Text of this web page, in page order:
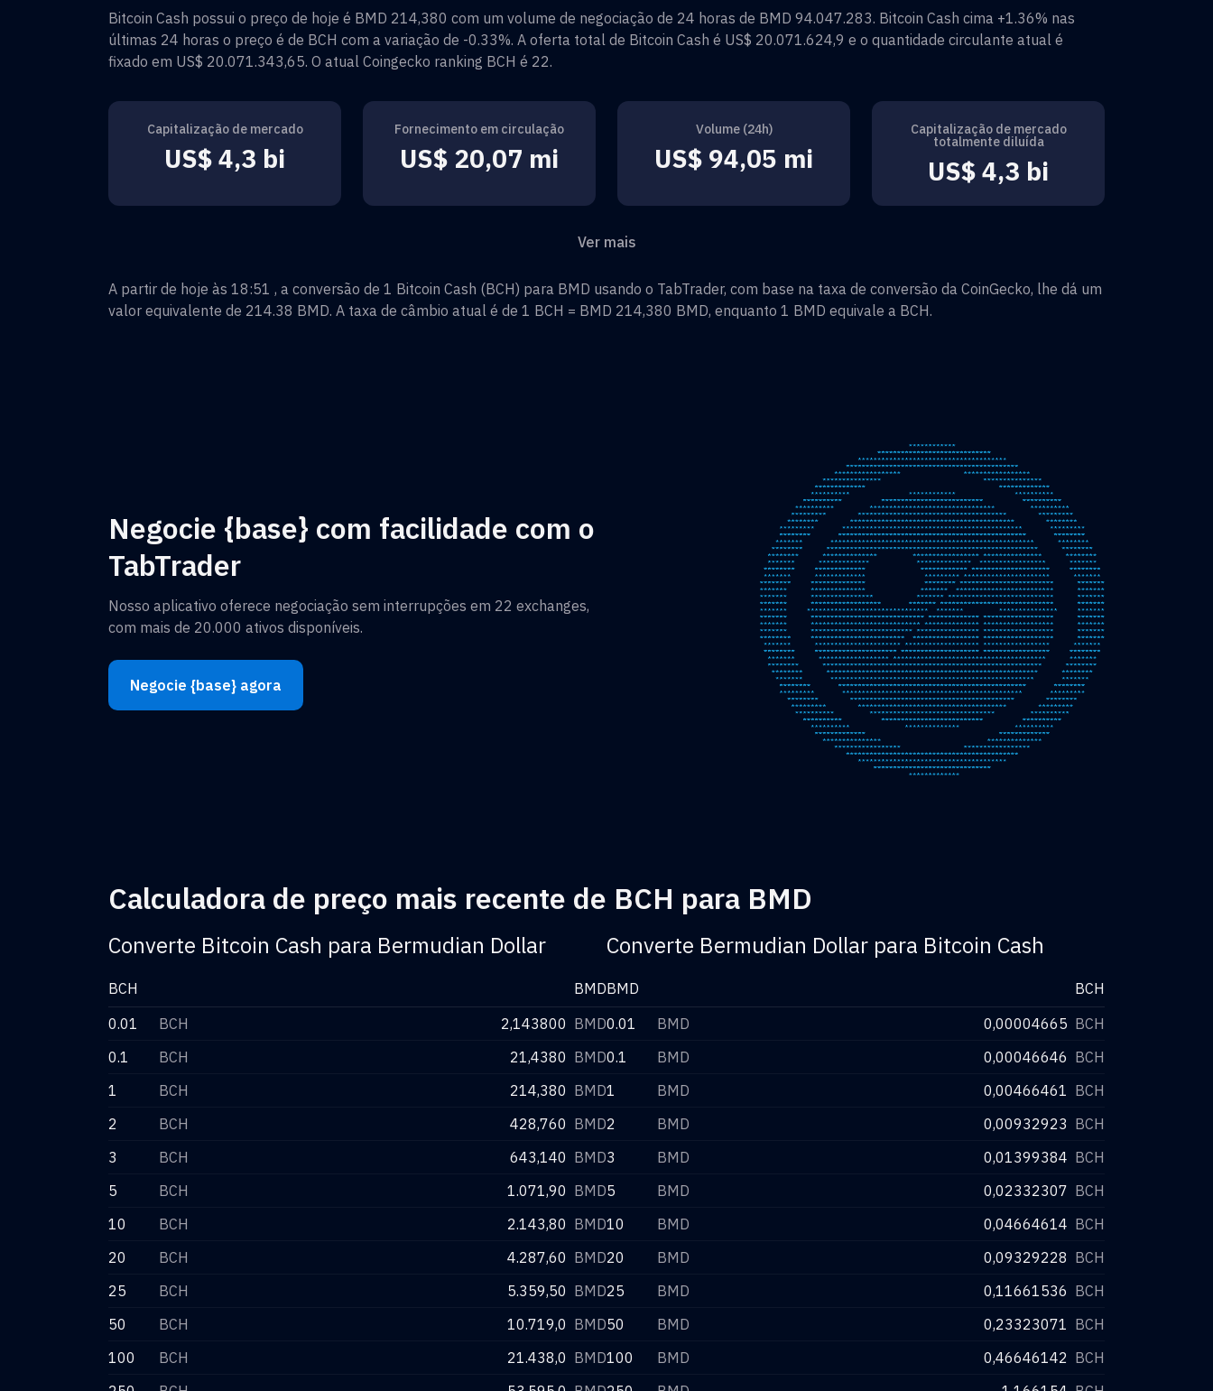
Bitcoin Cash possui o preço de hoje é BMD 214,380 com um volume de negociação de 24 horas de BMD 94.047.283. Bitcoin Cash cima +1.36% nas
últimas 24 horas o preço é de BCH com a variação de -0.33%. A oferta total de Bitcoin Cash é US$ 20.071.624,9 e o quantidade circulante atual é
fixado em US$ 20.071.343,65. O atual Coingecko ranking BCH é 22.
Capitalização de mercado
US$ 4,3 bi
Fornecimento em circulação
US$ 20,07 mi
Volume (24h)
US$ 94,05 mi
Capitalização de mercado
totalmente diluída
US$ 4,3 bi
Ver mais
A partir de hoje às 18:51 , a conversão de 1 Bitcoin Cash (BCH) para BMD usando o TabTrader, com base na taxa de conversão da CoinGecko, lhe dá um
valor equivalente de 214.38 BMD. A taxa de câmbio atual é de 1 BCH = BMD 214,380 BMD, enquanto 1 BMD equivale a BCH.
Negocie {base} com facilidade com o
TabTrader
Nosso aplicativo oferece negociação sem interrupções em 22 exchanges,
com mais de 20.000 ativos disponíveis.
Negocie {base} agora
Calculadora de preço mais recente de BCH para BMD
Converte Bitcoin Cash para Bermudian Dollar
BCH
BMD
0.01
BCH 2,143800 BMD
0.1
BCH 21,4380 BMD
1
BCH 214,380 BMD
2
BCH 428,760 BMD
3
BCH 643,140 BMD
5
BCH 1.071,90 BMD
10
BCH 2.143,80 BMD
20
BCH 4.287,60 BMD
25
BCH 5.359,50 BMD
50
BCH 10.719,0 BMD
100
BCH 21.438,0 BMD
Converte Bermudian Dollar para Bitcoin Cash
BMD
BCH
0.01
BMD 0,00004665 BCH
0.1
BMD 0,00046646 BCH
1
BMD 0,00466461 BCH
2
BMD 0,00932923 BCH
3
BMD 0,01399384 BCH
5
BMD 0,02332307 BCH
10
BMD 0,04664614 BCH
20
BMD 0,09329228 BCH
25
BMD 0,11661536 BCH
50
BMD 0,23323071 BCH
100
BMD 0,46646142 BCH